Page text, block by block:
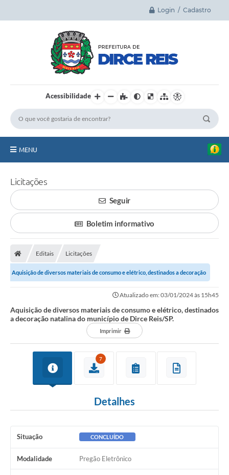
Login / Cadastro
Acessibilidade
MENU
A Cidade
Legislação
A Prefeitura
Secretarias
Editais
Diário Oficial
Notícias
Arquivos
Licitações
Seguir
Boletim informativo
Editais Licitações
Aquisição de diversos materiais de consumo e elétrico, destinados a decoração
Atualizado em: 03/01/2024 às 15h45
Aquisição de diversos materiais de consumo e elétrico, destinados
a decoração natalina do município de Dirce Reis/SP.
Imprimir
7
Detalhes
Situação CONCLUÍDO
Modalidade Pregão Eletrônico